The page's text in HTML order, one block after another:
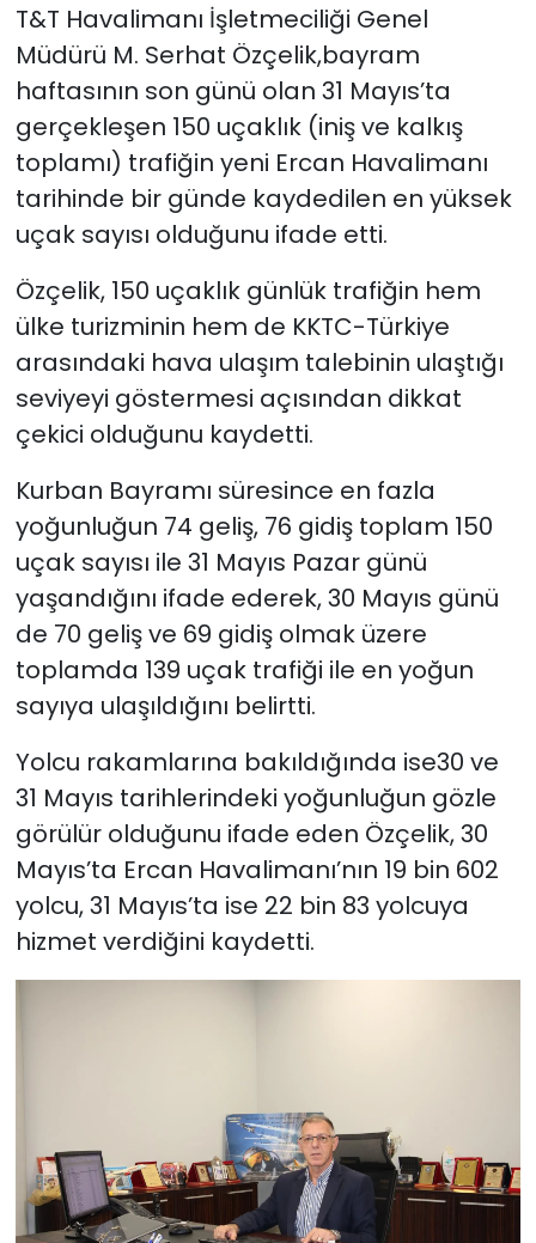
T&T Havalimanı İşletmeciliği Genel
Müdürü M. Serhat Özçelik,bayram
haftasının son günü olan 31 Mayıs’ta
gerçekleşen 150 uçaklık (iniş ve kalkış
toplamı) trafiğin yeni Ercan Havalimanı
tarihinde bir günde kaydedilen en yüksek
uçak sayısı olduğunu ifade etti.
Özçelik, 150 uçaklık günlük trafiğin hem
ülke turizminin hem de KKTC-Türkiye
arasındaki hava ulaşım talebinin ulaştığı
seviyeyi göstermesi açısından dikkat
çekici olduğunu kaydetti.
Kurban Bayramı süresince en fazla
yoğunluğun 74 geliş, 76 gidiş toplam 150
uçak sayısı ile 31 Mayıs Pazar günü
yaşandığını ifade ederek, 30 Mayıs günü
de 70 geliş ve 69 gidiş olmak üzere
toplamda 139 uçak trafiği ile en yoğun
sayıya ulaşıldığını belirtti.
Yolcu rakamlarına bakıldığında ise30 ve
31 Mayıs tarihlerindeki yoğunluğun gözle
görülür olduğunu ifade eden Özçelik, 30
Mayıs’ta Ercan Havalimanı’nın 19 bin 602
yolcu, 31 Mayıs’ta ise 22 bin 83 yolcuya
hizmet verdiğini kaydetti.